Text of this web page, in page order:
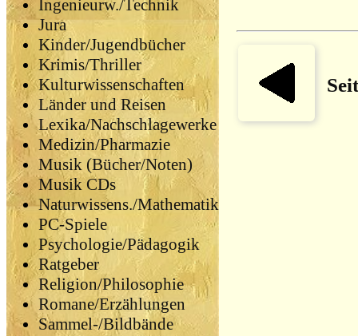
Ingenieurw./Technik
Jura
Kinder/Jugendbücher
Krimis/Thriller
Kulturwissenschaften
Länder und Reisen
Lexika/Nachschlagewerke
Medizin/Pharmazie
Musik (Bücher/Noten)
Musik CDs
Naturwissens./Mathematik
PC-Spiele
Psychologie/Pädagogik
Ratgeber
Religion/Philosophie
Romane/Erzählungen
Sammel-/Bildbände